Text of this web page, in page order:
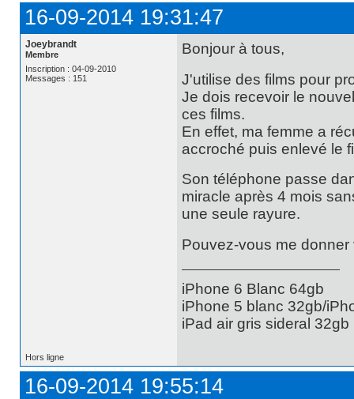
16-09-2014 19:31:47
Joeybrandt
Membre
Inscription : 04-09-2010
Messages : 151
Bonjour à tous,
J'utilise des films pour
Je dois recevoir le
ces films.
En effet, ma femme a
accroché puis enlevé le
Son téléphone passe
miracle après 4 mois
une seule rayure.
Pouvez-vous me donner
iPhone 6 Blanc 64gb
iPhone 5 blanc 32gb/
iPad air gris sideral 32gb
Hors ligne
16-09-2014 19:55:14